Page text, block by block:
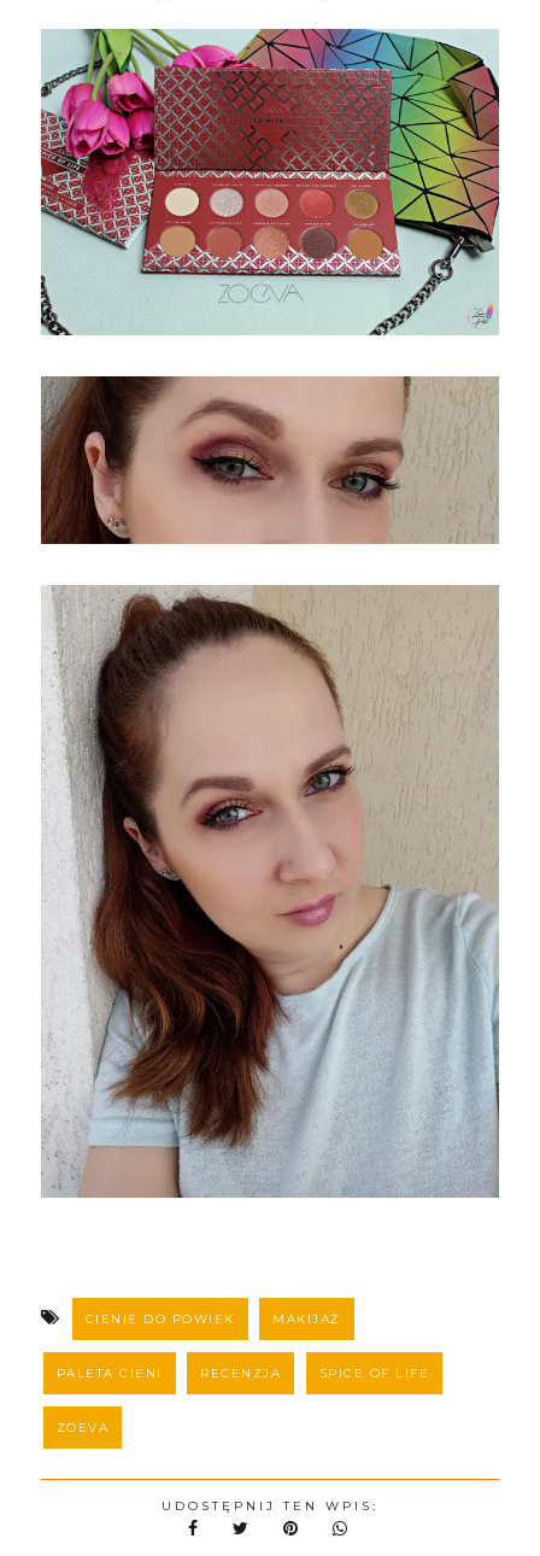
CIENIE DO POWIEK MAKIJAŻ
PALETA CIENI RECENZJA SPICE OF LIFE
ZOEVA
UDOSTĘPNIJ TEN WPIS: